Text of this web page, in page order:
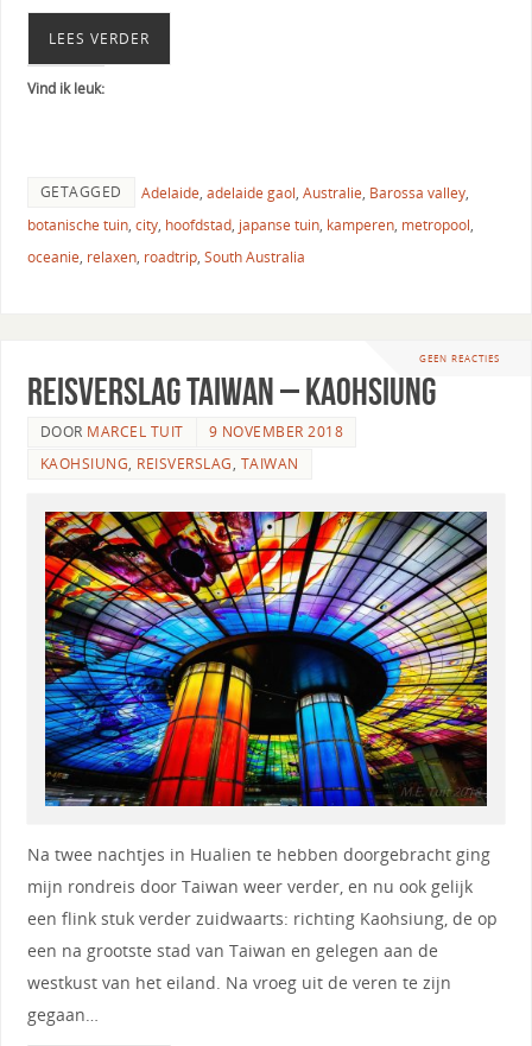
LEES VERDER
Vind ik leuk:
GETAGGED Adelaide, adelaide gaol, Australie, Barossa valley,
botanische tuin, city, hoofdstad, japanse tuin, kamperen, metropool,
oceanie, relaxen, roadtrip, South Australia
GEEN REACTIES
Reisverslag Taiwan – Kaohsiung
DOOR MARCEL TUIT
9 NOVEMBER 2018
KAOHSIUNG, REISVERSLAG, TAIWAN
Na twee nachtjes in Hualien te hebben doorgebracht ging
mijn rondreis door Taiwan weer verder, en nu ook gelijk
een flink stuk verder zuidwaarts: richting Kaohsiung, de op
een na grootste stad van Taiwan en gelegen aan de
westkust van het eiland. Na vroeg uit de veren te zijn
gegaan…